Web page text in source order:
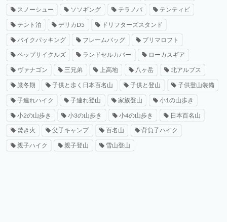
スノーシュー ソソギング テラノバ テンティピ
テント泊 デリカD5 ドリフターズスタンド
バイクパッキング フレームバッグ プリマロフト
ペップサイクルズ ランドセルカバー ローカスギア
ヴァナゴン 三兄弟 上高地 八ヶ岳 北アルプス
厳冬期 子供と歩く日本百名山 子供と登山 子供登山装備
子連れハイク 子連れ登山 家族登山 小1の山歩き
小2の山歩き 小3の山歩き 小4の山歩き 日本百名山
焚き火 父子キャンプ 百名山 背負子ハイク
親子ハイク 親子登山 雪山登山